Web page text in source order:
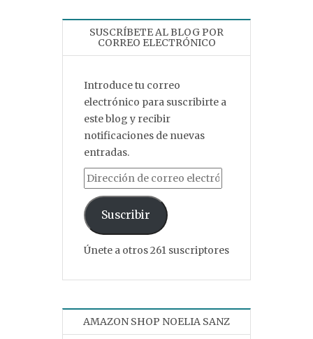
SUSCRÍBETE AL BLOG POR
CORREO ELECTRÓNICO
Introduce tu correo
electrónico para suscribirte a
este blog y recibir
notificaciones de nuevas
entradas.
Dirección de correo electrónico
Suscribir
Únete a otros 261 suscriptores
AMAZON SHOP NOELIA SANZ